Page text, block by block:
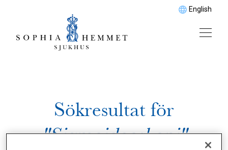
English
Sökresultat för
"Sigmoideoskopi"